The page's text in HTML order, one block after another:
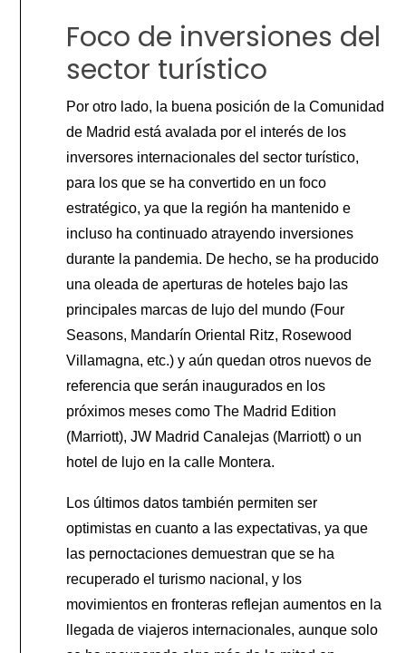
Foco de inversiones del
sector turístico
Por otro lado, la buena posición de la Comunidad
de Madrid está avalada por el interés de los
inversores internacionales del sector turístico,
para los que se ha convertido en un foco
estratégico, ya que la región ha mantenido e
incluso ha continuado atrayendo inversiones
durante la pandemia. De hecho, se ha producido
una oleada de aperturas de hoteles bajo las
principales marcas de lujo del mundo (Four
Seasons, Mandarín Oriental Ritz, Rosewood
Villamagna, etc.) y aún quedan otros nuevos de
referencia que serán inaugurados en los
próximos meses como The Madrid Edition
(Marriott), JW Madrid Canalejas (Marriott) o un
hotel de lujo en la calle Montera.
Los últimos datos también permiten ser
optimistas en cuanto a las expectativas, ya que
las pernoctaciones demuestran que se ha
recuperado el turismo nacional, y los
movimientos en fronteras reflejan aumentos en la
llegada de viajeros internacionales, aunque solo